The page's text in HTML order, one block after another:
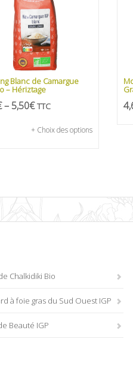
Blanc de Camargue
– Hériztage
– 5,50€ TTC
+ Choix des options
Chalkidiki Bio
à foie gras du Sud Ouest IGP
Beauté IGP